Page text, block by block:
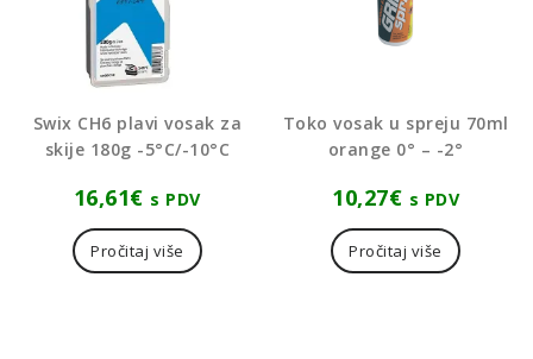
Swix CH6 plavi vosak za
skije 180g -5°C/-10°C
16,61€ s PDV
Pročitaj više
Toko vosak u spreju 70ml
orange 0° – -2°
10,27€ s PDV
Pročitaj više